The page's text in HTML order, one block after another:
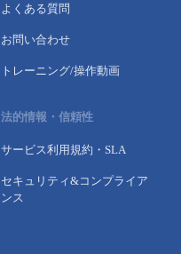
よくある質問
お問い合わせ
トレーニング/操作動画
法的情報・信頼性
サービス利用規約・SLA
セキュリティ&コンプライア
ンス